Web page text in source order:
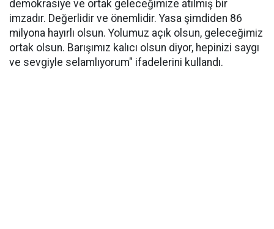
demokrasiye ve ortak geleceğimize atılmış bir
imzadır. Değerlidir ve önemlidir. Yasa şimdiden 86
milyona hayırlı olsun. Yolumuz açık olsun, geleceğimiz
ortak olsun. Barışımız kalıcı olsun diyor, hepinizi saygı
ve sevgiyle selamlıyorum" ifadelerini kullandı.